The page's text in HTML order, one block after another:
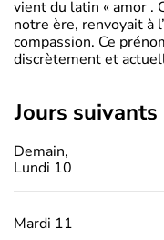
vient du latin « amor .
notre ère, renvoyait à
compassion. Ce
discrètement et
jours suivants
Demain,
Lundi 10
Mardi 11